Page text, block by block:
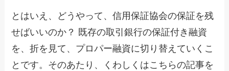
とはいえ、どうやって、信用保証協会の保証を残
せばいいのか？ 既存の取引銀行の保証付き融資
を、折を見て、プロパー融資に切り替えていくこ
とです。そのあたり、くわしくはこちらの記事を